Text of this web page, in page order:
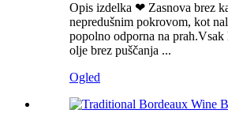
Opis izdelka ❤ Zasnova brez
nepredušnim pokrovom, kot
popolno odporna na
olje brez puščanja ...
Ogled